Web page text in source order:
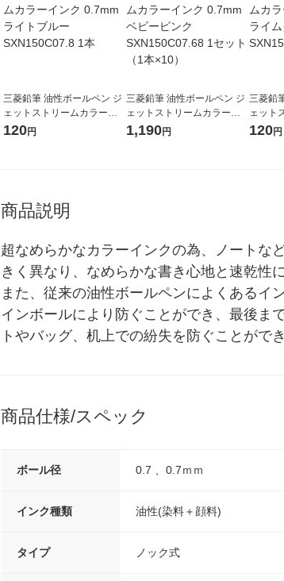
三菱鉛筆 油性ボールペン ジ
ェットストリームカラーイ
ンク 0.7mm ライトブルー S
120円
三菱鉛筆 油性ボールペン ジ
ェットストリームカラーイ
ンク 0.7mm ベビーピンクSX
1,190円
三菱鉛
ェット
ンク
120円
商品説明
超なめらかなカラーインクの為、ノートな
きく異なり、なめらかな書き心地と速乾性
また、従来の油性ボールペンによくあるイ
インボールにより防ぐことができ、最後ま
トやバッグ、机上での紛失を防ぐことがで
商品仕様/スペック
ボール径 0.7 、0.7ｍｍ
インク種類 油性(染料＋顔料)
タイプ ノック式